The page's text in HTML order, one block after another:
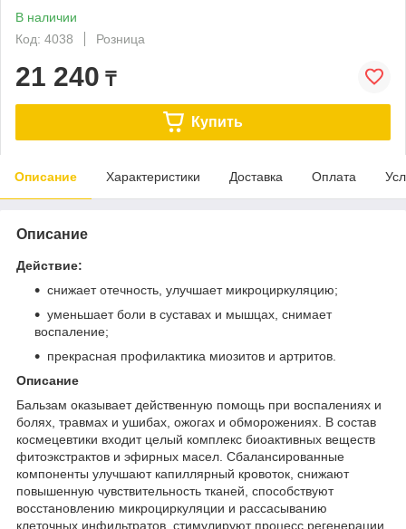
В наличии
Код: 4038
Розница
21 240 ₸
Купить
Описание Характеристики Доставка Оплата
Описание
Действие:
снижает отечность, улучшает микроциркуляцию;
уменьшает боли в суставах и мышцах, снимает
воспаление;
прекрасная профилактика миозитов и артритов.
Описание
Бальзам оказывает действенную помощь при воспалениях и
болях, травмах и ушибах, ожогах и обморожениях. В состав
космецевтики входит целый комплекс биоактивных веществ
фитоэкстрактов и эфирных масел. Сбалансированные
компоненты улучшают капиллярный кровоток, снижают
повышенную чувствительность тканей, способствуют
восстановлению микроциркуляции и рассасыванию
клеточных инфильтратов, стимулируют процесс регенерации.